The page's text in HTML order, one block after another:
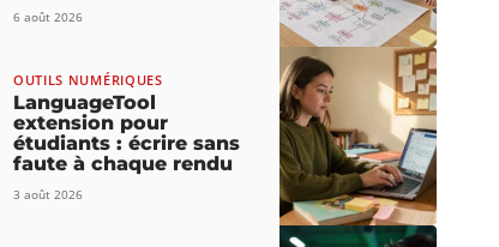
6 août 2026
OUTILS NUMÉRIQUES
LanguageTool
extension pour
étudiants : écrire sans
faute à chaque rendu
3 août 2026